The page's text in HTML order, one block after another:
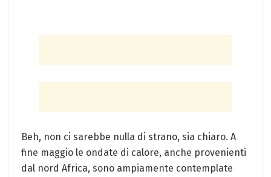
Beh, non ci sarebbe nulla di strano, sia chiaro. A
fine maggio le ondate di calore, anche provenienti
dal nord Africa, sono ampiamente contemplate